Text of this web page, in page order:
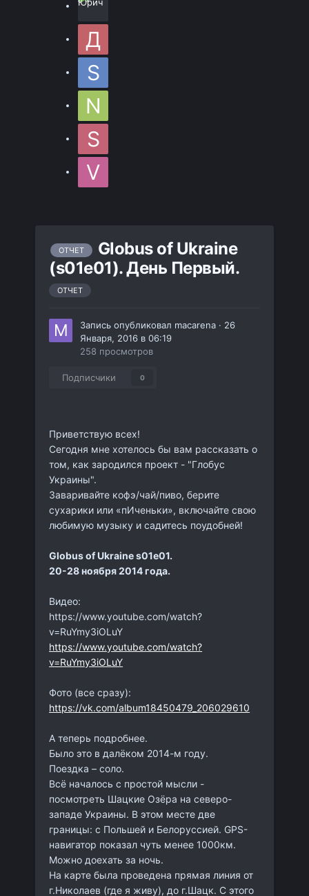
ОТЧЕТ
Globus of Ukraine
(s01e01). День Первый.
ОТЧЕТ
Запись опубликовал macarena · 26
Января, 2016 в 06:19
258 просмотров
Подписчики 0
Приветствую всех!
Сегодня мне хотелось бы вам рассказать о
том, как зародился проект - "Глобус
Украины".
Заваривайте кофэ/чай/пиво, берите
сухарики или «пИченьки», включайте свою
любимую музыку и садитесь поудобней!
Globus of Ukraine s01e01.
20-28 ноября 2014 года.
Видео:
https://www.youtube.com/watch?
v=RuYmy3iOLuY
https://www.youtube.com/watch?
v=RuYmy3iOLuY
Фото (все сразу):
https://vk.com/album18450479_206029610
А теперь подробнее.
Было это в далёком 2014-м году.
Поездка – соло.
Всё началось с простой мысли -
посмотреть Шацкие Озёра на северо-
западе Украины. В этом месте две
границы: с Польшей и Белоруссией. GPS-
навигатор показал чуть менее 1000км.
Можно доехать за ночь.
На карте была проведена прямая линия от
г.Николаев (где я живу), до г.Шацк. С этого